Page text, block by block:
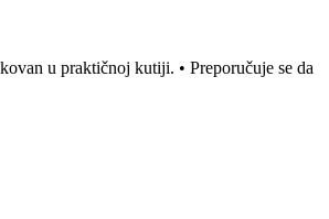
u praktičnoj kutiji. • Preporučuje se da